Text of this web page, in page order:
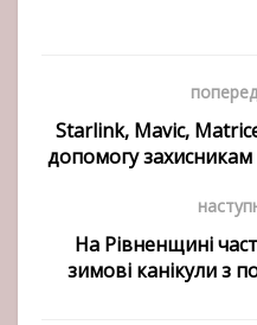
Starlink, Mavic,
допомогу
На Рівненщині
зимові канікули з